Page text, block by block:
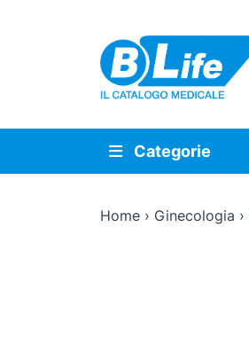
Vai al contenuto principale
Categorie
Home› Ginecologia ›